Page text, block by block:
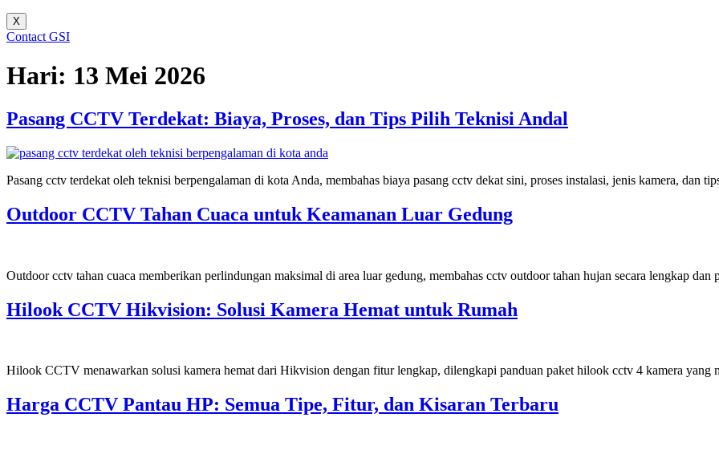
X
Contact GSI
Hari: 13 Mei 2026
Pasang CCTV Terdekat: Biaya, Proses, dan Tips Pilih Teknisi Andal
Pasang cctv terdekat oleh teknisi berpengalaman di kota Anda, membahas biaya pasang cctv dekat sini, proses instalasi, jenis kamera, dan
Outdoor CCTV Tahan Cuaca untuk Keamanan Luar Gedung
Outdoor cctv tahan cuaca memberikan perlindungan maksimal di area luar gedung, membahas cctv outdoor tahan hujan secara lengkap
Hilook CCTV Hikvision: Solusi Kamera Hemat untuk Rumah
Hilook CCTV menawarkan solusi kamera hemat dari Hikvision dengan fitur lengkap, dilengkapi panduan paket hilook cctv 4 kamera yang
Harga CCTV Pantau HP: Semua Tipe, Fitur, dan Kisaran Terbaru